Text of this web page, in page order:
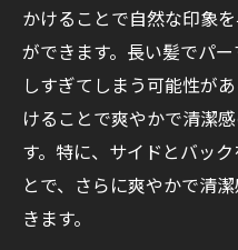
かけることで自然な印象
ができます。長い髪でパ
しすぎてしまう可能性が
けることで爽やかで清潔
す。特に、サイドとバッ
とで、さらに爽やかで清
きます。